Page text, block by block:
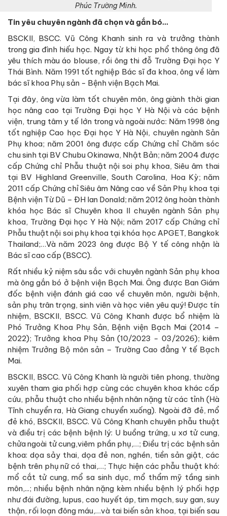
Phúc Trường Minh.
Tin yêu chuyên ngành đã chọn và gắn bó…
BSCKII, BSCC. Vũ Công Khanh sinh ra và trưởng thành
trong gia đình hiếu học. Ngay từ khi học phổ thông ông đã
yêu thích màu áo blouse, rồi ông thi đỗ Trường Đại học Y
Thái Bình. Năm 1991 tốt nghiệp Bác sĩ đa khoa, ông về làm
bác sĩ khoa Phụ sản - Bệnh viện Bạch Mai.
Tại đây, ông vừa làm tốt chuyên môn, ông giành thời gian
học nâng cao tại Trường Đại học Y Hà Nội và các bệnh
viện, trung tâm y tế lớn trong và ngoài nước: Năm 1998 ông
tốt nghiệp Cao học Đại học Y Hà Nội, chuyên ngành Sản
Phụ khoa; năm 2001 ông được cấp Chứng chỉ Chăm sóc
chu sinh tại BV Chubu Okinawa, Nhật Bản; năm 2004 được
cấp Chứng chỉ Phẫu thuật nội soi phụ khoa, Siêu âm thai
tại BV Highland Greenville, South Carolina, Hoa Kỳ; năm
2011 cấp Chứng chỉ Siêu âm Nâng cao về Sản Phụ khoa tại
Bệnh viện Từ Dũ – ĐH Ian Donald; năm 2012 ông hoàn thành
khóa học Bác sĩ Chuyên khoa II chuyên ngành Sản phụ
khoa, Trường Đại học Y Hà Nội; năm 2017 cấp Chứng chỉ
Phẫu thuật nội soi phụ khoa tại khóa học APGET, Bangkok
Thailand;…Và năm 2023 ông được Bộ Y tế công nhận là
Bác sĩ cao cấp (BSCC).
Rất nhiều kỷ niệm sâu sắc với chuyên ngành Sản phụ khoa
mà ông gắn bó ở bệnh viện Bạch Mai. Ông được Ban Giám
đốc bệnh viện đánh giá cao về chuyên môn, người bệnh,
sản phụ trân trọng, sinh viên và học viên yêu quý! Được tín
nhiệm, BSCKII, BSCC. Vũ Công Khanh được bổ nhiệm là
Phó Trưởng Khoa Phụ Sản, Bệnh viện Bạch Mai (2014 –
2022); Trưởng khoa Phụ Sản (10/2023 - 03/2026); kiêm
nhiệm Trưởng Bộ môn sản – Trường Cao đẳng Y tế Bạch
Mai.
BSCKII, BSCC. Vũ Công Khanh là người tiên phong, thường
xuyên tham gia phối hợp cùng các chuyên khoa khác cấp
cứu, phẫu thuật cho nhiều bệnh nhân nặng từ các tỉnh (Hà
Tĩnh chuyển ra, Hà Giang chuyển xuống). Ngoài đỡ đẻ, mổ
đẻ khó, BSCKII, BSCC. Vũ Công Khanh chuyên phẫu thuật
và điều trị các bệnh bệnh lý: U buồng trứng, u xơ tử cung,
chửa ngoài tử cung,viêm phần phụ,…; Điều trị các bệnh sản
khoa: dọa sảy thai, dọa đẻ non, nghén, tiền sản giật, các
bệnh trên phụ nữ có thai,…; Thực hiện các phẫu thuật khó:
mổ cắt tử cung, mổ sa sinh dục, mổ thẩm mỹ tầng sinh
môn,...; nhiều bệnh nhân nặng kèm nhiều bệnh lý phối hợp
như đái đường, lupus, cao huyết áp, tim mạch, suy gan, suy
thận, rối loạn đông máu,…và tai biến sản khoa, tại biến sau